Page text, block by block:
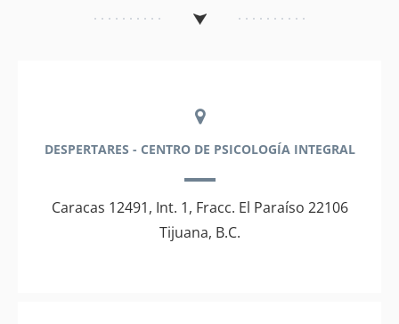
DESPERTARES - CENTRO DE PSICOLOGÍA INTEGRAL
Caracas 12491, Int. 1, Fracc. El Paraíso 22106
Tijuana, B.C.